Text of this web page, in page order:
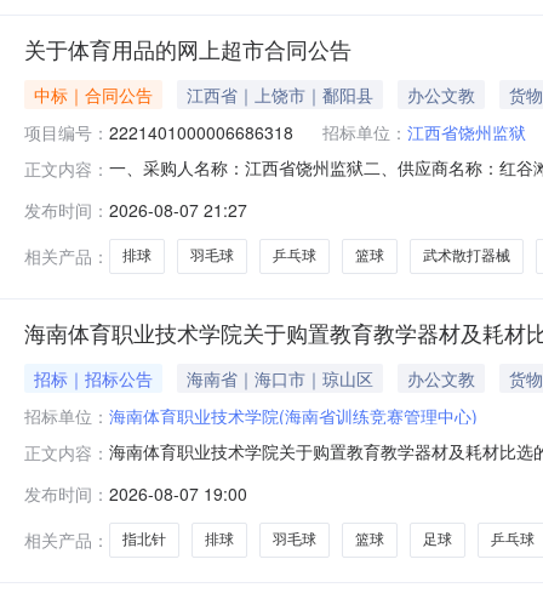
关于体育用品的网上超市合同公告
中标｜合同公告 江西省｜上饶市｜鄱阳县 办公文教
货物
项目编号： 2221401000006686318 招标单位： 江西省饶州监狱
正文内容： 一、采购人名称：江西省饶州监狱二、供应商名称：红
件1.002202203奥秘台球杆奥秘台球杆根
发布时间： 2026-08-07 21:27
相关产品：
排球 羽毛球 乒乓球 篮球 武术散打器械
海南体育职业技术学院关于购置教育教学器材及耗材
招标｜招标公告 海南省｜海口市｜琼山区 办公文教
货物
招标单位： 海南体育职业技术学院(海南省训练竞赛管理中心)
正文内容： 海南体育职业技术学院关于购置教育教学器材及耗材比
万元。（预算金额为最高限价，超出预算价的报价按无
南体育职业技术学院三、评定标准
发布时间： 2026-08-07 19:00
相关产品：
指北针 排球 羽毛球 篮球 足球 乒乓球